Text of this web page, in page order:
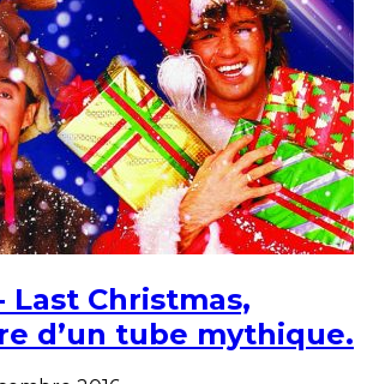
Last Christmas,
d’un tube mythique.